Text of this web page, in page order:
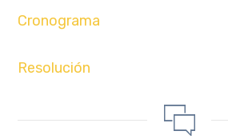
Cronograma
Resolución